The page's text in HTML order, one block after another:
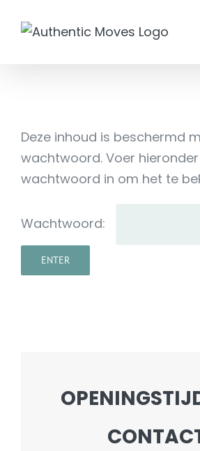
naar
Deze inhoud is beschermd
wachtwoord. Voer
wachtwoord in om het te
Wachtwoord: